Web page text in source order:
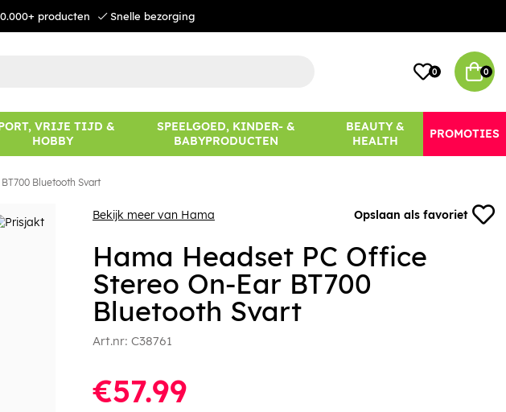
producten Snelle bezorging
0 0
VRIJE TIJD &
HOBBY
SPEELGOED, KINDER- &
BABYPRODUCTEN
BEAUTY &
HEALTH
PROMOTIES
Bluetooth Svart
Bekijk meer van Hama Opslaan als favoriet
Hama Headset PC Office
Stereo On-Ear BT700
Bluetooth Svart
Art.nr: C38761
€57.99